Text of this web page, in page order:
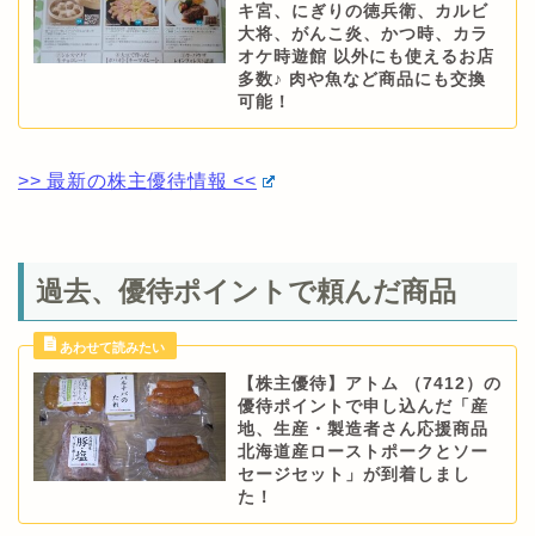
キ宮、にぎりの徳兵衛、カルビ
大将、がんこ炎、かつ時、カラ
オケ時遊館 以外にも使えるお店
多数♪ 肉や魚など商品にも交換
可能！
>> 最新の株主優待情報 <<
過去、優待ポイントで頼んだ商品
【株主優待】アトム （7412）の
優待ポイントで申し込んだ「産
地、生産・製造者さん応援商品
北海道産ローストポークとソー
セージセット」が到着しまし
た！